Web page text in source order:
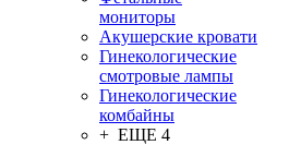
мониторы
Акушерские кровати
Гинекологические
смотровые лампы
Гинекологические
комбайны
+ ЕЩЕ 4